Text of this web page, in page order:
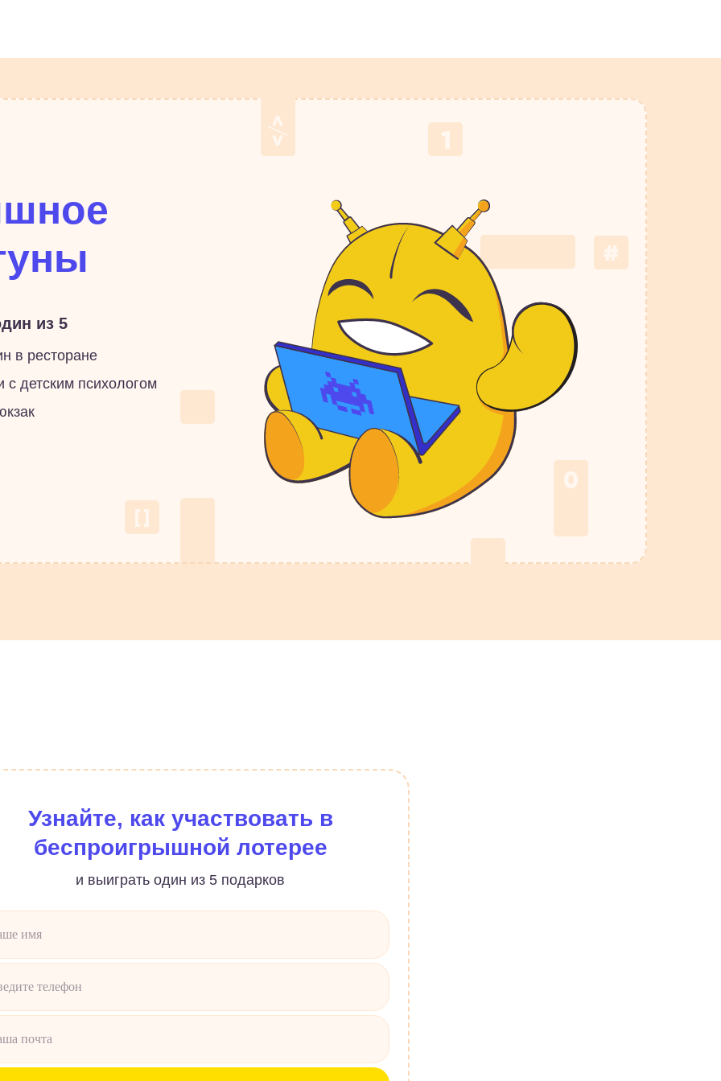
из 5
в ресторане
с детским психологом
Узнайте, как участвовать в
беспроигрышной лотерее
и выиграть один из 5 подарков